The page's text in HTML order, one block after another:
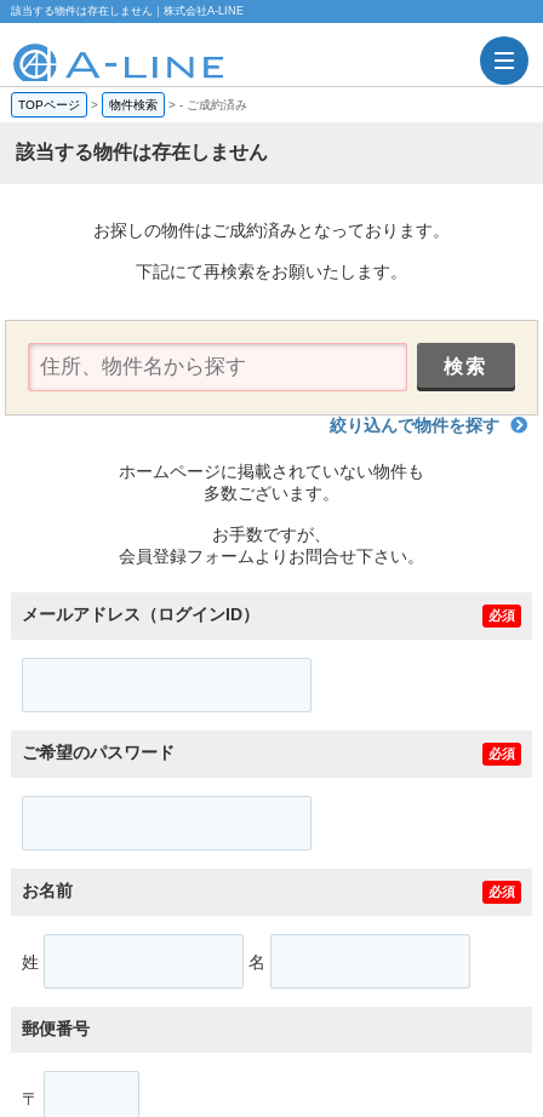
該当する物件は存在しません｜株式会社A-LINE
TOPページ > 物件検索 >- ご成約済み
該当する物件は存在しません
お探しの物件はご成約済みとなっております。
下記にて再検索をお願いたします。
絞り込んで物件を探す
ホームページに掲載されていない物件も
多数ございます。
お手数ですが、
会員登録フォームよりお問合せ下さい。
メールアドレス（ログインID） 必須
ご希望のパスワード 必須
お名前 必須
姓 名
郵便番号
〒